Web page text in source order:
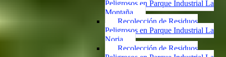
Peligrosos en Parque Industrial La
Montaña
Recolección de Residuos
Peligrosos en Parque Industrial La
Noria
Recolección de Residuos